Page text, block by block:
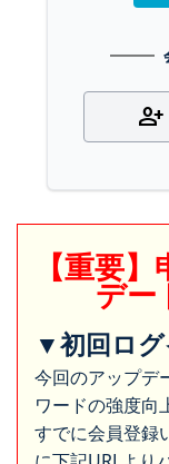
person_add
【重要
デー
▼初回ロ
今回のアップデ
ワードの強度向
すでに会員登録